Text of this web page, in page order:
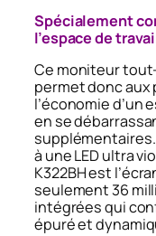
Spécialement
l’espace de
Ce moniteur
permet donc
l’économie d’un
en se
supplémentaires.
à une LED ultra
K322BH est
seulement 36
intégrées qui
épuré et